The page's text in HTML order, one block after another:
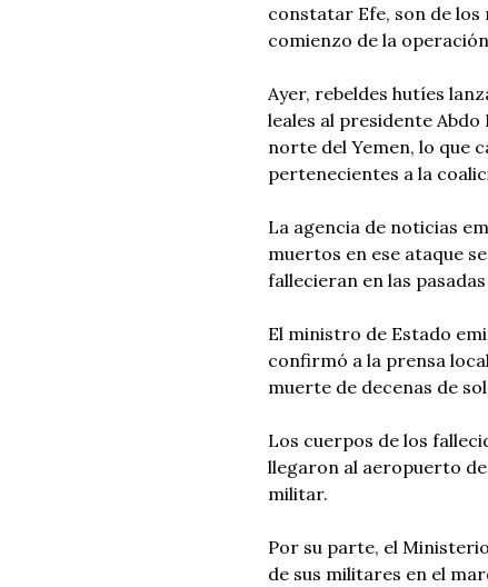
constatar Efe, son de los
comienzo de la
Ayer, rebeldes hutíes
leales al presidente Abdo
norte del Yemen, lo que
pertenecientes a la
La agencia de noticias
muertos en ese ataque
fallecieran en las
El ministro de Estado
confirmó a la prensa
muerte de decenas de
Los cuerpos de los
llegaron al aeropuerto de
militar.
Por su parte, el
de sus militares en el